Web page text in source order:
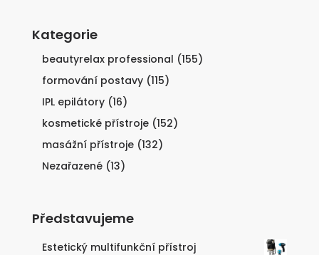
Kategorie
beautyrelax professional (155)
formování postavy (115)
IPL epilátory (16)
kosmetické přístroje (152)
masážní přístroje (132)
Nezařazené (13)
Představujeme
Estetický multifunkční přístroj